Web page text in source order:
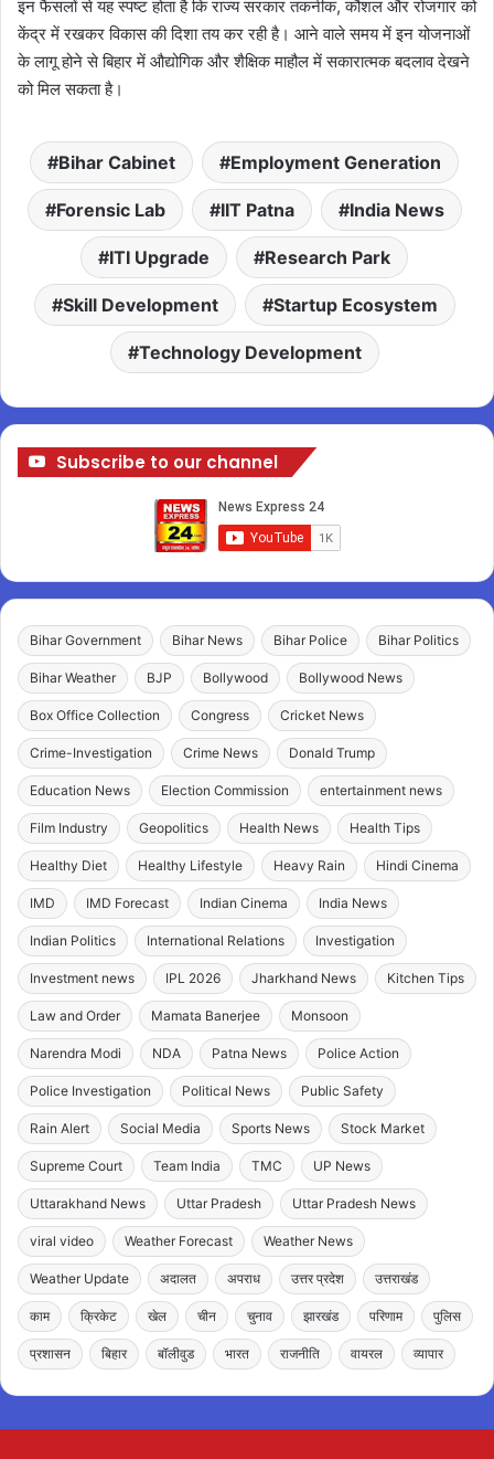
इन फैसलों से यह स्पष्ट होता है कि राज्य सरकार तकनीक, कौशल और रोजगार को
केंद्र में रखकर विकास की दिशा तय कर रही है। आने वाले समय में इन योजनाओं
के लागू होने से बिहार में औद्योगिक और शैक्षिक माहौल में सकारात्मक बदलाव देखने
को मिल सकता है।
Bihar Cabinet Employment Generation
Forensic Lab IIT Patna India News
ITI Upgrade Research Park
Skill Development Startup Ecosystem
Technology Development
Subscribe to our channel
Bihar Government Bihar News Bihar Police Bihar Politics
Bihar Weather BJP Bollywood Bollywood News
Box Office Collection Congress Cricket News
Crime-Investigation Crime News Donald Trump
Education News Election Commission entertainment news
Film Industry Geopolitics Health News Health Tips
Healthy Diet Healthy Lifestyle Heavy Rain Hindi Cinema
IMD IMD Forecast Indian Cinema India News
Indian Politics International Relations Investigation
Investment news IPL 2026 Jharkhand News Kitchen Tips
Law and Order Mamata Banerjee Monsoon
Narendra Modi NDA Patna News Police Action
Police Investigation Political News Public Safety
Rain Alert Social Media Sports News Stock Market
Supreme Court Team India TMC UP News
Uttarakhand News Uttar Pradesh Uttar Pradesh News
viral video Weather Forecast Weather News
Weather Update अदालत अपराध उत्तर प्रदेश उत्तराखंड
काम क्रिकेट खेल चीन चुनाव झारखंड परिणाम पुलिस
प्रशासन बिहार बॉलीवुड भारत राजनीति वायरल व्यापार